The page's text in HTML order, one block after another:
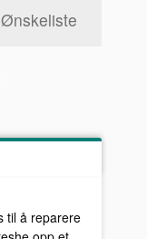
Ønskeliste
til å reparere